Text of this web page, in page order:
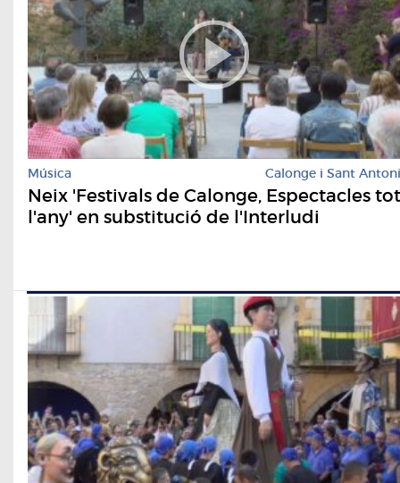
Música Calonge i Sant Antoni
Neix 'Festivals de Calonge, Espectacles tot
l'any' en substitució de l'Interludi